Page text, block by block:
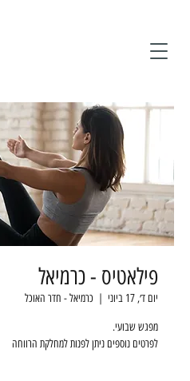
פילאטיס - כרמיאל
יום ד׳, 17 ביוני
  |
כרמיאל - חדר האוכל
לפרטים נוספים ניתן לפנות למחלקת הרווחה